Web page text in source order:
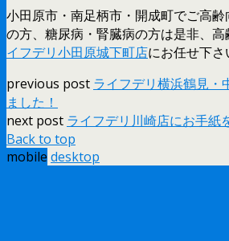
小田原市・南足柄市・開成町でご高
の方、糖尿病・腎臓病の方は是非、
イフデリ小田原城下町店にお任せ下さ
previous post ライフデリ横浜鶴見・
ました！
next post ライフデリ川崎店にお手紙
Back to top
mobile desktop